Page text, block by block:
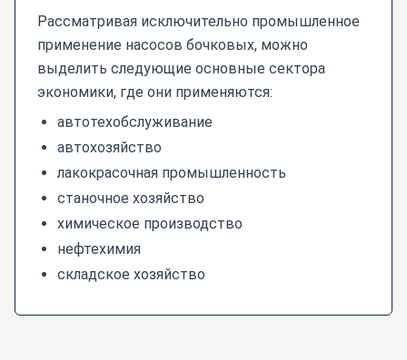
Рассматривая исключительно промышленное
применение насосов бочковых, можно
выделить следующие основные сектора
экономики, где они применяются:
автотехобслуживание
автохозяйство
лакокрасочная промышленность
станочное хозяйство
химическое производство
нефтехимия
складское хозяйство